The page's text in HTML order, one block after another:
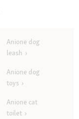
Anione dog
leash
Anione dog
toys
Anione cat
toilet